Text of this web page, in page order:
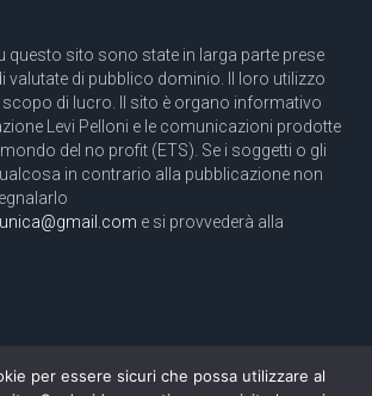
questo sito sono state in larga parte prese
valutate di pubblico dominio. Il loro utilizzo
di lucro. Il sito è organo informativo
Levi Pelloni e le comunicazioni prodotte
del no profit (ETS). Se i soggetti o gli
in contrario alla pubblicazione non
e si provvederà alla
- Tutti i diritti riservati
per essere sicuri che possa utilizzare al